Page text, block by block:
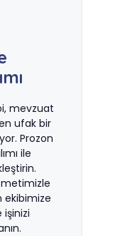
mevzuat
ufak bir
Prozon
ile
ekibimize
işinizi